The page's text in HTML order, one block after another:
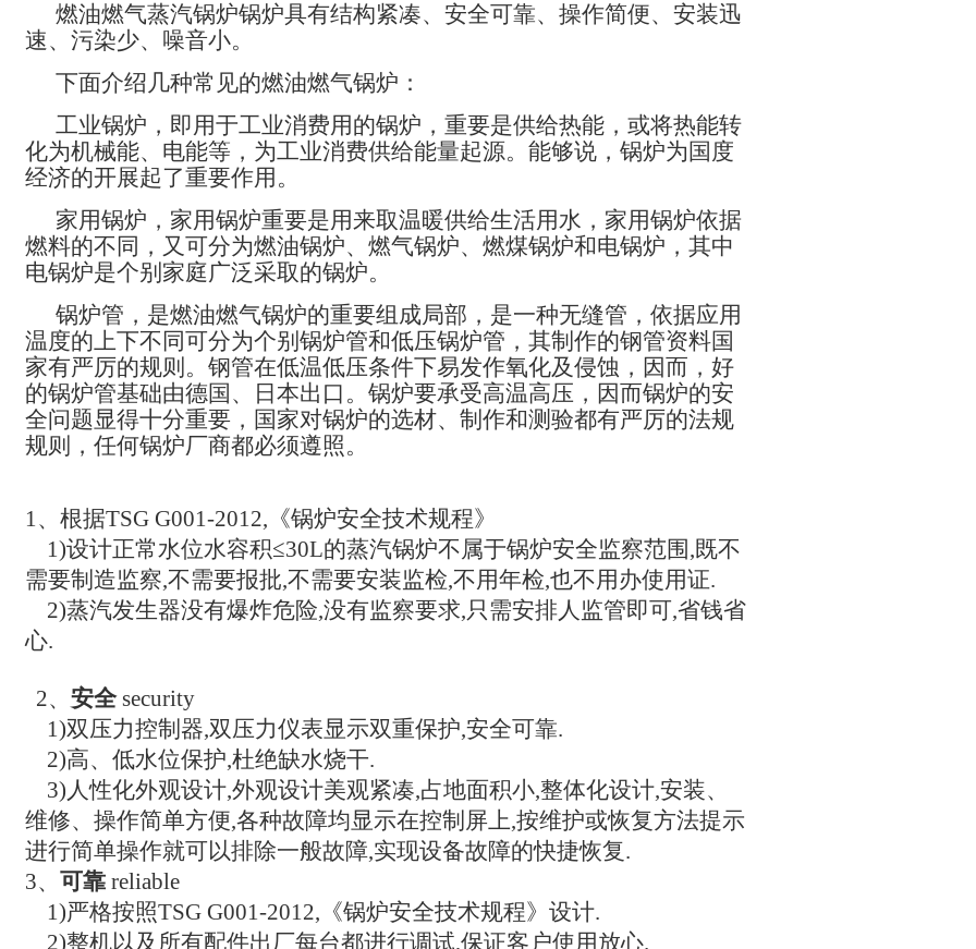
燃油燃气蒸汽锅炉锅炉具有结构紧凑、安全可靠、操作简便、安装迅
速、污染少、噪音小。
下面介绍几种常见的燃油燃气锅炉：
工业锅炉，即用于工业消费用的锅炉，重要是供给热能，或将热能转
化为机械能、电能等，为工业消费供给能量起源。能够说，锅炉为国度
经济的开展起了重要作用。
家用锅炉，家用锅炉重要是用来取温暖供给生活用水，家用锅炉依据
燃料的不同，又可分为燃油锅炉、燃气锅炉、燃煤锅炉和电锅炉，其中
电锅炉是个别家庭广泛采取的锅炉。
锅炉管，是燃油燃气锅炉的重要组成局部，是一种无缝管，依据应用
温度的上下不同可分为个别锅炉管和低压锅炉管，其制作的钢管资料国
家有严厉的规则。钢管在低温低压条件下易发作氧化及侵蚀，因而，好
的锅炉管基础由德国、日本出口。锅炉要承受高温高压，因而锅炉的安
全问题显得十分重要，国家对锅炉的选材、制作和测验都有严厉的法规
规则，任何锅炉厂商都必须遵照。
1、根据TSG G001-2012,《锅炉安全技术规程》
1)设计正常水位水容积≤30L的蒸汽锅炉不属于锅炉安全监察范围,既不
需要制造监察,不需要报批,不需要安装监检,不用年检,也不用办使用证.
2)蒸汽发生器没有爆炸危险,没有监察要求,只需安排人监管即可,省钱省
心.
2、 安全security
1)双压力控制器,双压力仪表显示双重保护,安全可靠.
2)高、低水位保护,杜绝缺水烧干.
3)人性化外观设计,外观设计美观紧凑,占地面积小,整体化设计,安装、
维修、操作简单方便,各种故障均显示在控制屏上,按维护或恢复方法提示
进行简单操作就可以排除一般故障,实现设备故障的快捷恢复.
3、 可靠 reliable
1)严格按照TSG G001-2012,《锅炉安全技术规程》设计.
2)整机以及所有配件出厂每台都进行调试,保证客户使用放心.